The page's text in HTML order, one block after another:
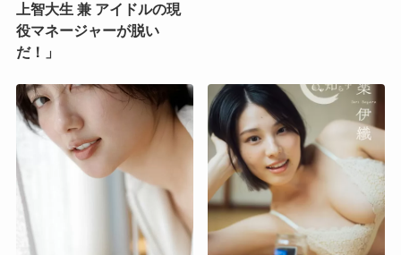
上智大生 兼 アイドルの現
役マネージャーが脱い
だ！」